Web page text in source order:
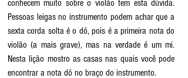
conhecem muito sobre o violão tem esta dúvida.
Pessoas leigas no instrumento podem achar que a
sexta corda solta é o dó, pois é a primeira nota do
violão (a mais grave), mas na verdade é um mi.
Nesta lição mostro as casas nas quais você pode
encontrar a nota dó no braço do instrumento.